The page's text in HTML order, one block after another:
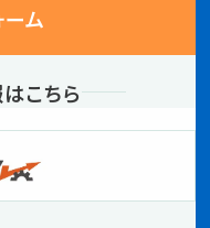
ーム
こちら